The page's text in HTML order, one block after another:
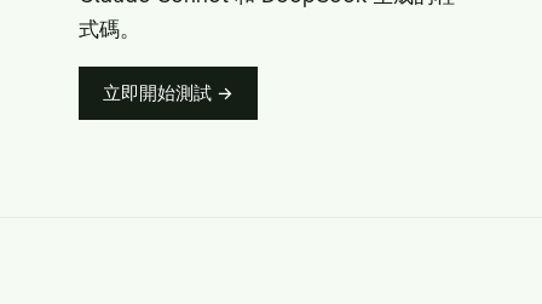
式碼。
立即開始測試 →